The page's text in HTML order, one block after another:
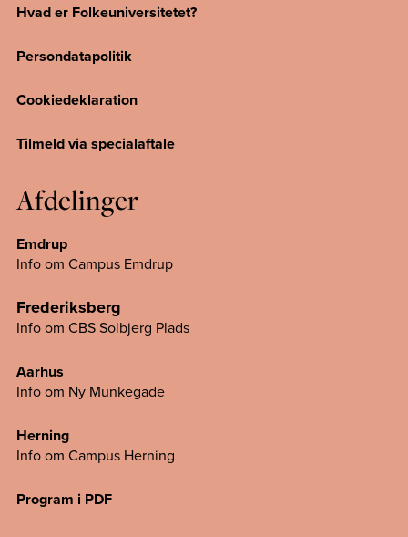
Hvad er Folkeuniversitetet?
Persondatapolitik
Cookiedeklaration
Tilmeld via specialaftale
Afdelinger
Emdrup
Info om Campus Emdrup
Frederiksberg
Info om CBS Solbjerg Plads
Aarhus
Info om Ny Munkegade
Herning
Info om Campus Herning
Program i PDF